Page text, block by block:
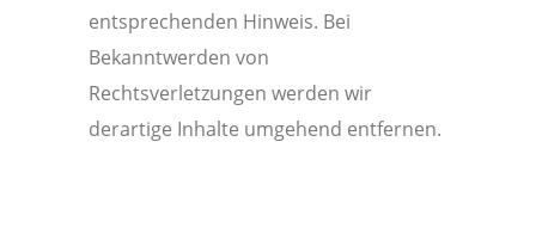
entsprechenden Hinweis. Bei
Bekanntwerden von
Rechtsverletzungen werden wir
derartige Inhalte umgehend entfernen.